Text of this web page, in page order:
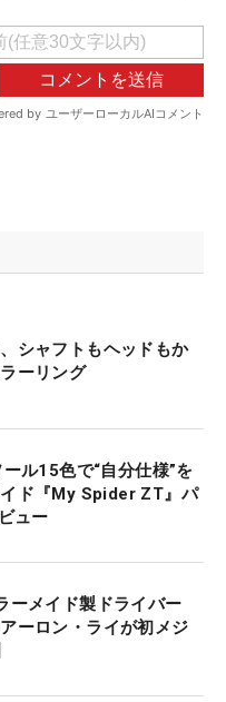
シャフトもヘッドもか
ーリング
ル15色で“自分仕様”を
ド『My Spider ZT』パ
ュー
ーメイド製ドライバー
ーロン・ライが初メジ